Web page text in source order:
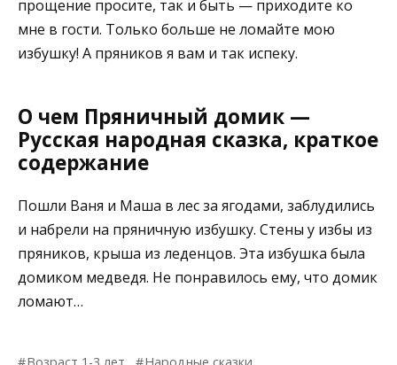
прощение просите, так и быть — приходите ко
мне в гости. Только больше не ломайте мою
избушку! А пряников я вам и так испеку.
О чем Пряничный домик —
Русская народная сказка, краткое
содержание
Пошли Ваня и Маша в лес за ягодами, заблудились
и набрели на пряничную избушку. Стены у избы из
пряников, крыша из леденцов. Эта избушка была
домиком медведя. Не понравилось ему, что домик
ломают…